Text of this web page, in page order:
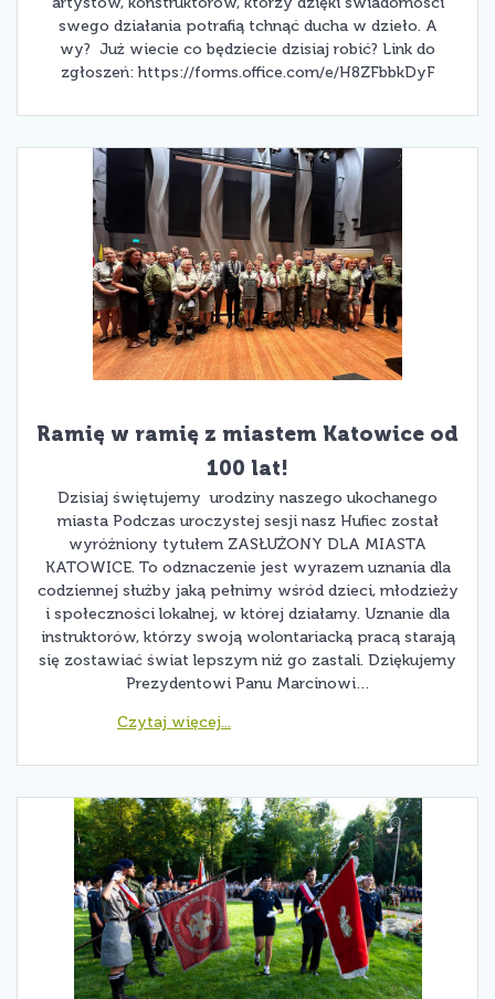
swego działania potrafią tchnąć ducha w dzieło. A
wy? Już wiecie co będziecie dzisiaj robić? Link do
zgłoszeń: https://forms.office.com/e/H8ZFbbkDyF
Ramię w ramię z miastem Katowice od
100 lat!
Dzisiaj świętujemy urodziny naszego ukochanego
miasta Podczas uroczystej sesji nasz Hufiec został
wyróżniony tytułem ZASŁUŻONY DLA MIASTA
KATOWICE. To odznaczenie jest wyrazem uznania dla
codziennej służby jaką pełnimy wśród dzieci, młodzieży
i społeczności lokalnej, w której działamy. Uznanie dla
instruktorów, którzy swoją wolontariacką pracą starają
się zostawiać świat lepszym niż go zastali. Dziękujemy
Prezydentowi Panu Marcinowi…